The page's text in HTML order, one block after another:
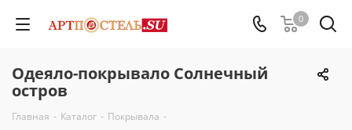
0
Одеяло-покрывало Солнечный
остров
Главная - Каталог - Покрывала -